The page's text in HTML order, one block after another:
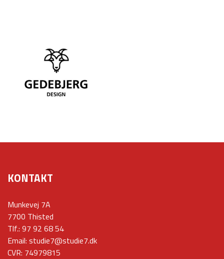
KONTAKT
Munkevej 7A
7700 Thisted
Tlf.: 97 92 68 54
Email: studie7@studie7.dk
CVR: 74979815